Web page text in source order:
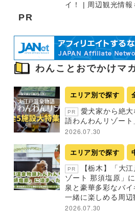
イ！ | 周辺観光情報
PR
わんことおでかけマ
エリア別で探す
PR
愛犬家から絶
語わんわんリゾート
2026.07.30
エリア別で探す
PR
【栃木】「大
ゾート 那須塩原」
泉と豪華多彩なバ
一緒に楽しめる周
2026.07.30